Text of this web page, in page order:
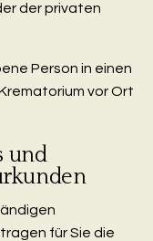
der privaten
Person in einen
vor Ort
und
für Sie die